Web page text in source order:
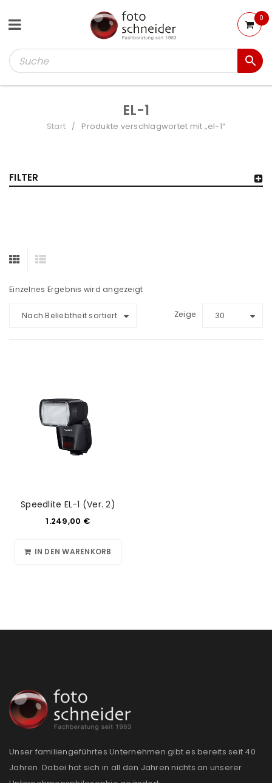
0
EL-1
Start / Produkte verschlagwortet mit „el-1“
FILTER
Einzelnes Ergebnis wird angezeigt
Nach Beliebtheit sortiert Zeige 30
Speedlite EL-1 (Ver. 2)
1.249,00 €
IN DEN WARENKORB
Unser familiengeführtes Unternehmen gibt es bereits seit 40
Jahren. Dabei hat sich in all den Jahren nichts an unserer